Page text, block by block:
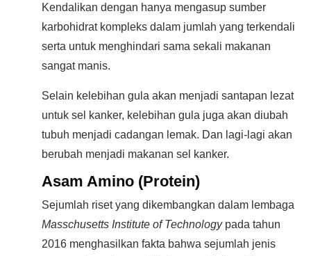
Kendalikan dengan hanya mengasup sumber
karbohidrat kompleks dalam jumlah yang terkendali
serta untuk menghindari sama sekali makanan
sangat manis.
Selain kelebihan gula akan menjadi santapan lezat
untuk sel kanker, kelebihan gula juga akan diubah
tubuh menjadi cadangan lemak. Dan lagi-lagi akan
berubah menjadi makanan sel kanker.
Asam Amino (Protein)
Sejumlah riset yang dikembangkan dalam lembaga
Masschusetts Institute of Technologypada tahun
2016 menghasilkan fakta bahwa sejumlah jenis